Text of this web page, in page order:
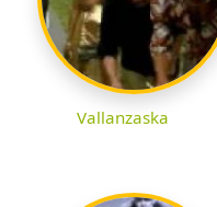
Vallanzaska